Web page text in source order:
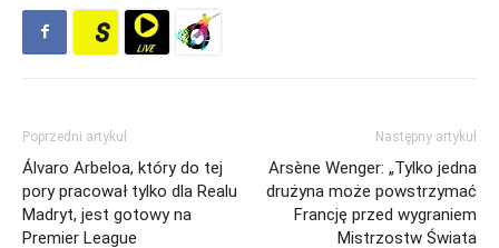
Poprzedni artykuł
Álvaro Arbeloa, który do tej
pory pracował tylko dla Realu
Madryt, jest gotowy na
Premier League
Następny artykuł
Arsène Wenger: „Tylko jedna
drużyna może powstrzymać
Francję przed wygraniem
Mistrzostw Świata